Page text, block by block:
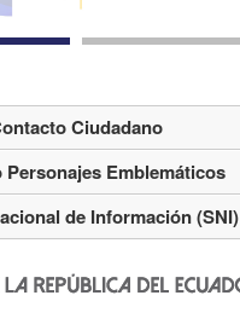
Ciudadano
Personajes Emblemáticos
de Información (SNI)